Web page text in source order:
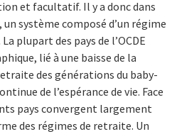
et facultatif. Il y a donc dans
système composé d’un régime
plupart des pays de l’OCDE
lié à une baisse de la
des générations du baby-
de l’espérance de vie. Face
pays convergent largement
des régimes de retraite. Un